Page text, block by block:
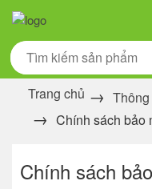
Trang chủ
Chính sách bảo
Chính sách